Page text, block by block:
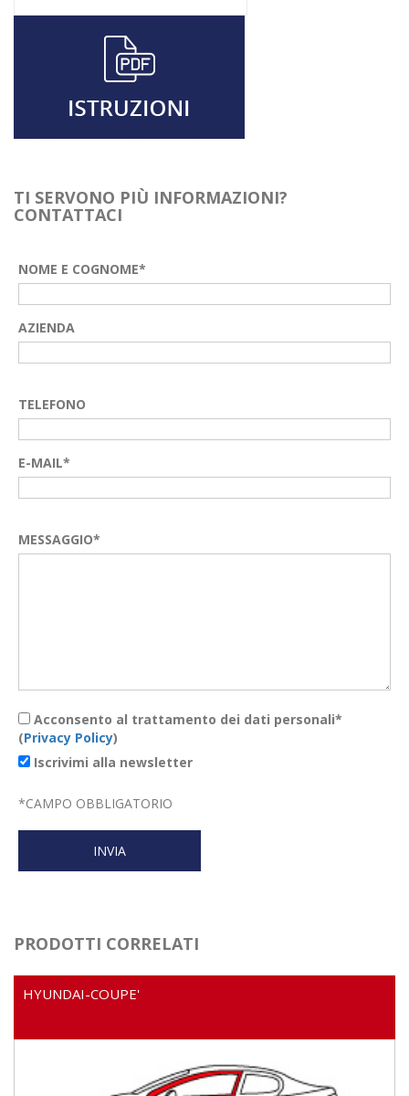
TI SERVONO PIÙ INFORMAZIONI?
CONTATTACI
NOME E COGNOME*
AZIENDA
TELEFONO
E-MAIL*
MESSAGGIO*
Acconsento al trattamento dei dati personali*
(Privacy Policy)
Iscrivimi alla newsletter
*CAMPO OBBLIGATORIO
PRODOTTI CORRELATI
HYUNDAI-COUPE'